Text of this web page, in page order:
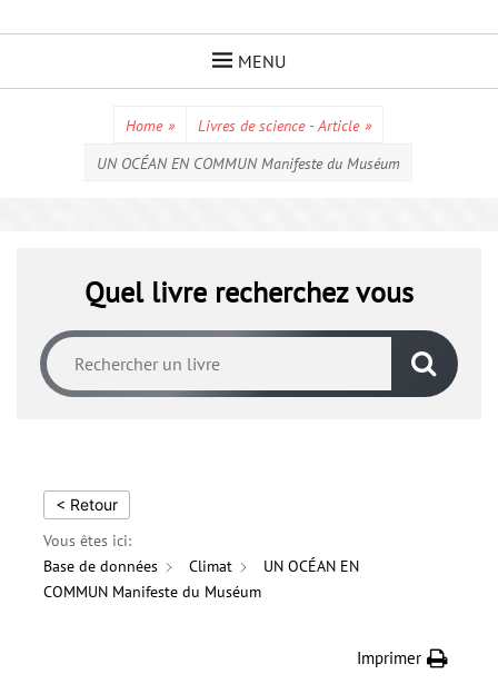
MENU
Home » Livres de science - Article »
UN OCÉAN EN COMMUN Manifeste du Muséum
Quel livre recherchez vous
< Retour
Vous êtes ici:
Base de données
Climat
UN OCÉAN EN
COMMUN Manifeste du Muséum
Imprimer